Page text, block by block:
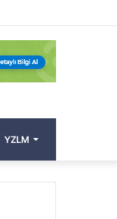
yap
...
Bölmesi
Makale
YZLM